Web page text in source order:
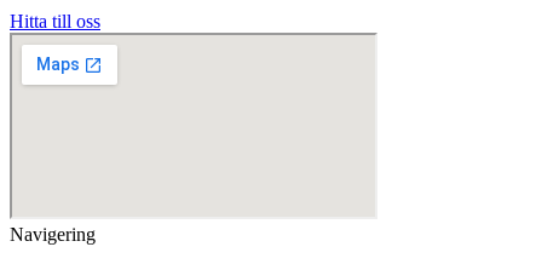
Hitta till oss
Navigering